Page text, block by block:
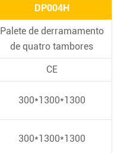
DP004H
Palete de derramamento
de quatro tambores
CE
300*1300*1300
300*1300*1300